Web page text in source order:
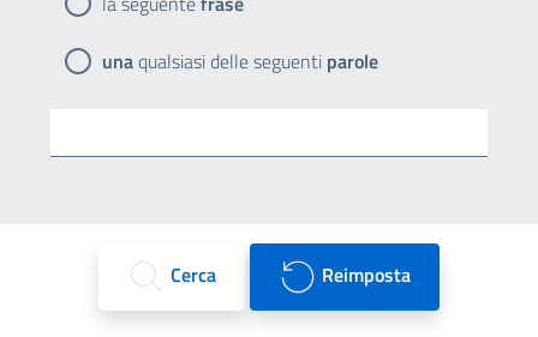
unaqualsiasi delle seguenti parole
Cerca Reimposta